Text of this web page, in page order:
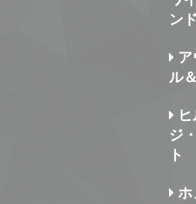
ン
ア
ル
ジ
ト
ホ